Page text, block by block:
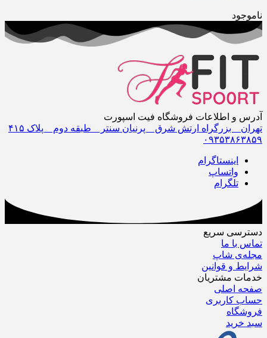
ناموجود
آدرس و اطلاعات فروشگاه فیت اسپورت
تهران _ بزرگراه ارتش شرق _ پرنیان سنتر _ طبقه دوم _ پلاک ۴١۵
٠٩٣۵٣٨۶٣٨۵٩
اینستاگرام
واتساپ
تلگرام
دسترسی سریع
تماس با ما
مجله‌ی شاپ
شرایط و قوانین
خدمات مشتریان
صفحه اصلی
حساب کاربری
فروشگاه
سبد خرید